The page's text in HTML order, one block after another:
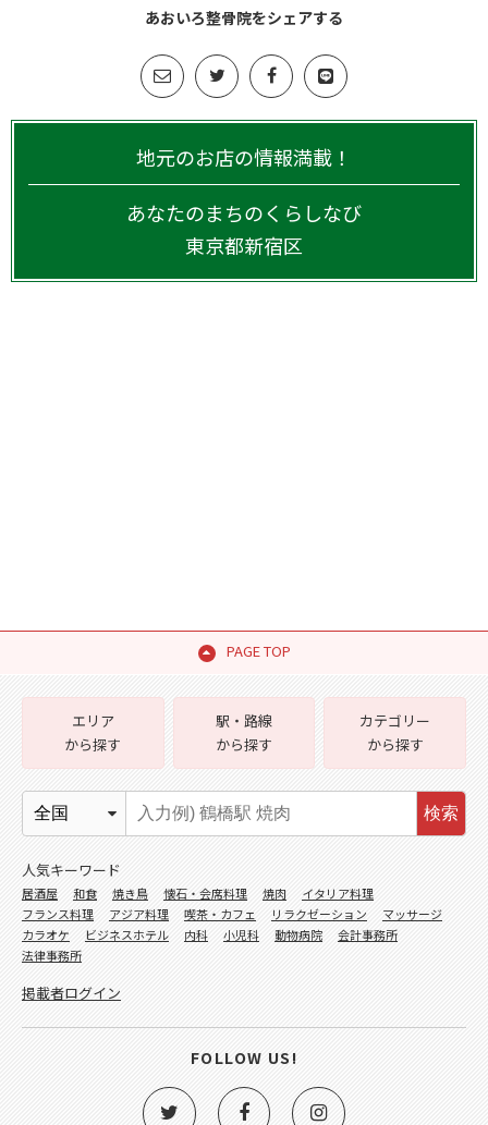
あおいろ整骨院をシェアする
地元のお店の情報満載！
あなたのまちのくらしなび
東京都新宿区
PAGE TOP
エリア
から探す
駅・路線
から探す
カテゴリー
から探す
検索
人気キーワード
居酒屋 和食 焼き鳥 懐石・会席料理 焼肉
イタリア料理
フランス料理
アジア料理 喫茶・カフェ リラクゼーション
マッサージ
カラオケ
ビジネスホテル 内科 小児科 動物病院
会計事務所
法律事務所
掲載者ログイン
FOLLOW US!